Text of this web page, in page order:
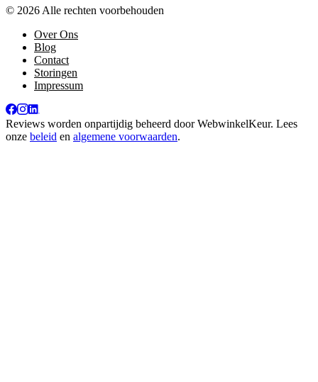
© 2026 Alle rechten voorbehouden
Over Ons
Blog
Contact
Storingen
Impressum
Reviews worden onpartijdig beheerd doorWebwinkelKeur. Lees
onze beleid en algemene voorwaarden.